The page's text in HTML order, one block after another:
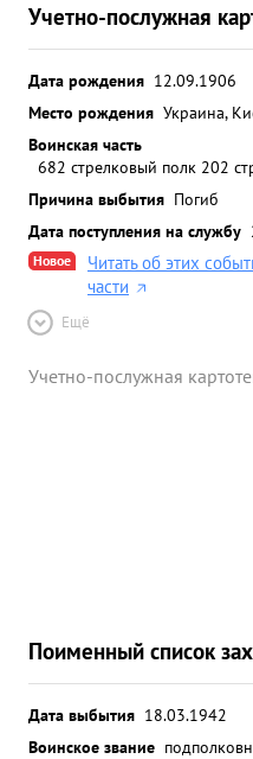
Учетно-послужная
Дата рождения 12.09.1906
Место рождения Украина,
Воинская часть
682 стрелковый полк 202
Причина выбытия Погиб
Дата поступления на службу
Новое
Читать об этих
части
Ещё
Учетно-послужная
Поименный список
Дата выбытия 18.03.1942
Воинское звание